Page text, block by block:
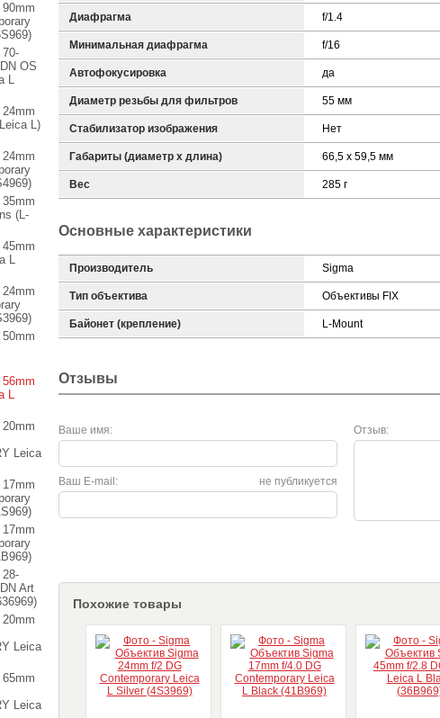
Диафрагма f/1.4
Минимальная диафрагма f/16
Автофокусировка да
Диаметр резьбы для фильтров 55 мм
Стабилизатор изображения Нет
Габариты (диаметр х длина) 66,5 x 59,5 мм
Вес 285 г
Основные характеристики
Производитель Sigma
Тип объектива Объективы FIX
Байонет (крепление) L-Mount
Отзывы
Ваше имя: Отзыв:
не публикуется
Ваш E-mail:
Похожие товары
OS
L
L)
(L-
L
L
Leica
Art
Leica
Leica